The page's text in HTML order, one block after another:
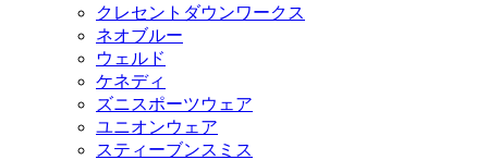
クレセントダウンワークス
ネオブルー
ウェルド
ケネディ
ズニスポーツウェア
ユニオンウェア
スティーブンスミス